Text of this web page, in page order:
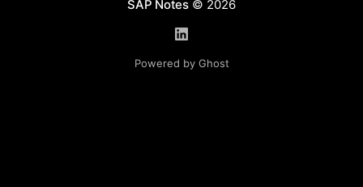
SAP Notes© 2026
Powered by Ghost